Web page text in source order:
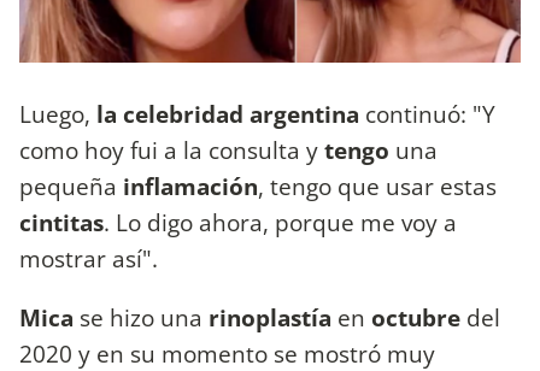
Luego, la celebridad argentina continuó: "Y
como hoy fui a la consulta ytengo una
pequeña inflamación, tengo que usar estas
cintitas. Lo digo ahora, porque me voy a
mostrar así".
Mica se hizo una rinoplastía en octubre del
2020 y en su momento se mostró muy